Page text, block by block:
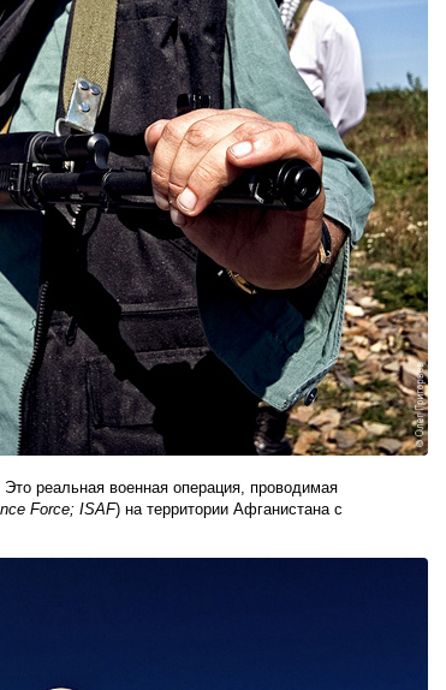
реальная военная операция, проводимая
Force; ISAF) на территории Афганистана с